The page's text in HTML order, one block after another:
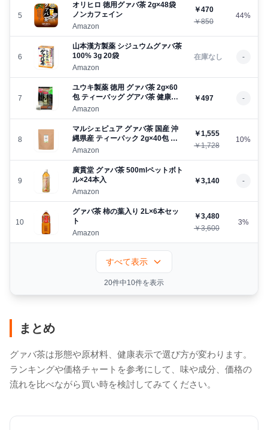
5
オリヒロ 徳用グァバ茶 2g×48袋
ノンカフェイン
Amazon
￥470
￥850
44%
6
山本漢方製薬 シジュウムグァバ茶
100% 3g 20袋
Amazon
在庫なし -
7
ユウキ製薬 徳用 グァバ茶 2g×60
包 ティーバッグ グアバ茶 健康茶
ノンカフェイン
Amazon
￥497 -
8
マルシェピュア グァバ茶 国産 沖
縄県産 ティーパック 2g×40包 テ
ィーバッグ グアバ茶 ノンカフェイ
Amazon
￥1,555
￥1,728
10%
9
廣貫堂 グァバ茶 500mlペットボト
ル×24本入
Amazon
￥3,140 -
10
グァバ茶 柿の葉入り 2L×6本セッ
ト
Amazon
￥3,480
￥3,600
3%
すべて表示
20件中10件を表示
まとめ
グァバ茶は形態や原材料、健康表示で選び方が変わります。
ランキングや価格チャートを参考にして、味や成分、価格の
流れを比べながら買い時を検討してみてください。